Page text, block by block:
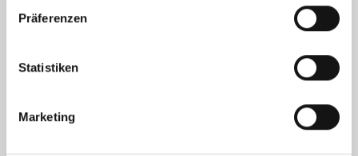
Präferenzen
Statistiken
Marketing
Silberbuck und Region: Käufer
finden
Nürnberg
Silberbuck
? Sie möchten zügig und